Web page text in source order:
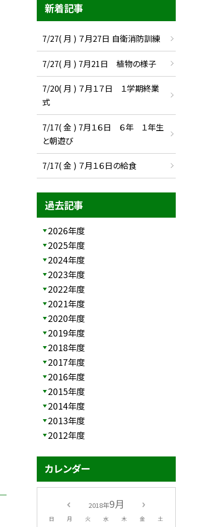
新着記事
7/27( 月 ) ７月27日 自衛消防訓練
7/27( 月 ) 7月21日 植物の様子
7/20( 月 ) ７月１７日 １学期終業
式
7/17( 金 ) 7月１６日 ６年 １年生
と朝遊び
7/17( 金 ) ７月１６日の給食
過去記事
2026年度
2025年度
2024年度
2023年度
2022年度
2021年度
2020年度
2019年度
2018年度
2017年度
2016年度
2015年度
2014年度
2013年度
2012年度
カレンダー
2018年9月
日 月 火 水 木 金 土